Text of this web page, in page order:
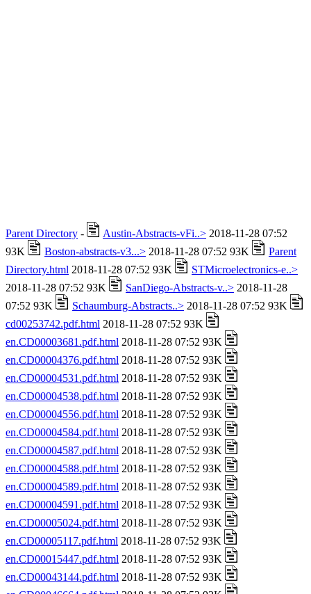
Parent Directory - Austin-Abstracts-vFi..> 2018-11-28 07:52
93K
Boston-abstracts-v3...> 2018-11-28 07:52 93K
Parent
Directory.html 2018-11-28 07:52 93K
STMicroelectronics-e..>
2018-11-28 07:52 93K
SanDiego-Abstracts-v..> 2018-11-28
07:52 93K
Schaumburg-Abstracts..> 2018-11-28 07:52 93K
cd00253742.pdf.html 2018-11-28 07:52 93K
en.CD00003681.pdf.html 2018-11-28 07:52 93K
en.CD00004376.pdf.html 2018-11-28 07:52 93K
en.CD00004531.pdf.html 2018-11-28 07:52 93K
en.CD00004538.pdf.html 2018-11-28 07:52 93K
en.CD00004556.pdf.html 2018-11-28 07:52 93K
en.CD00004584.pdf.html 2018-11-28 07:52 93K
en.CD00004587.pdf.html 2018-11-28 07:52 93K
en.CD00004588.pdf.html 2018-11-28 07:52 93K
en.CD00004589.pdf.html 2018-11-28 07:52 93K
en.CD00004591.pdf.html 2018-11-28 07:52 93K
en.CD00005024.pdf.html 2018-11-28 07:52 93K
en.CD00005117.pdf.html 2018-11-28 07:52 93K
en.CD00015447.pdf.html 2018-11-28 07:52 93K
en.CD00043144.pdf.html 2018-11-28 07:52 93K